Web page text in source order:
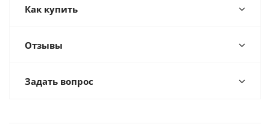
Как купить
Отзывы
Задать вопрос